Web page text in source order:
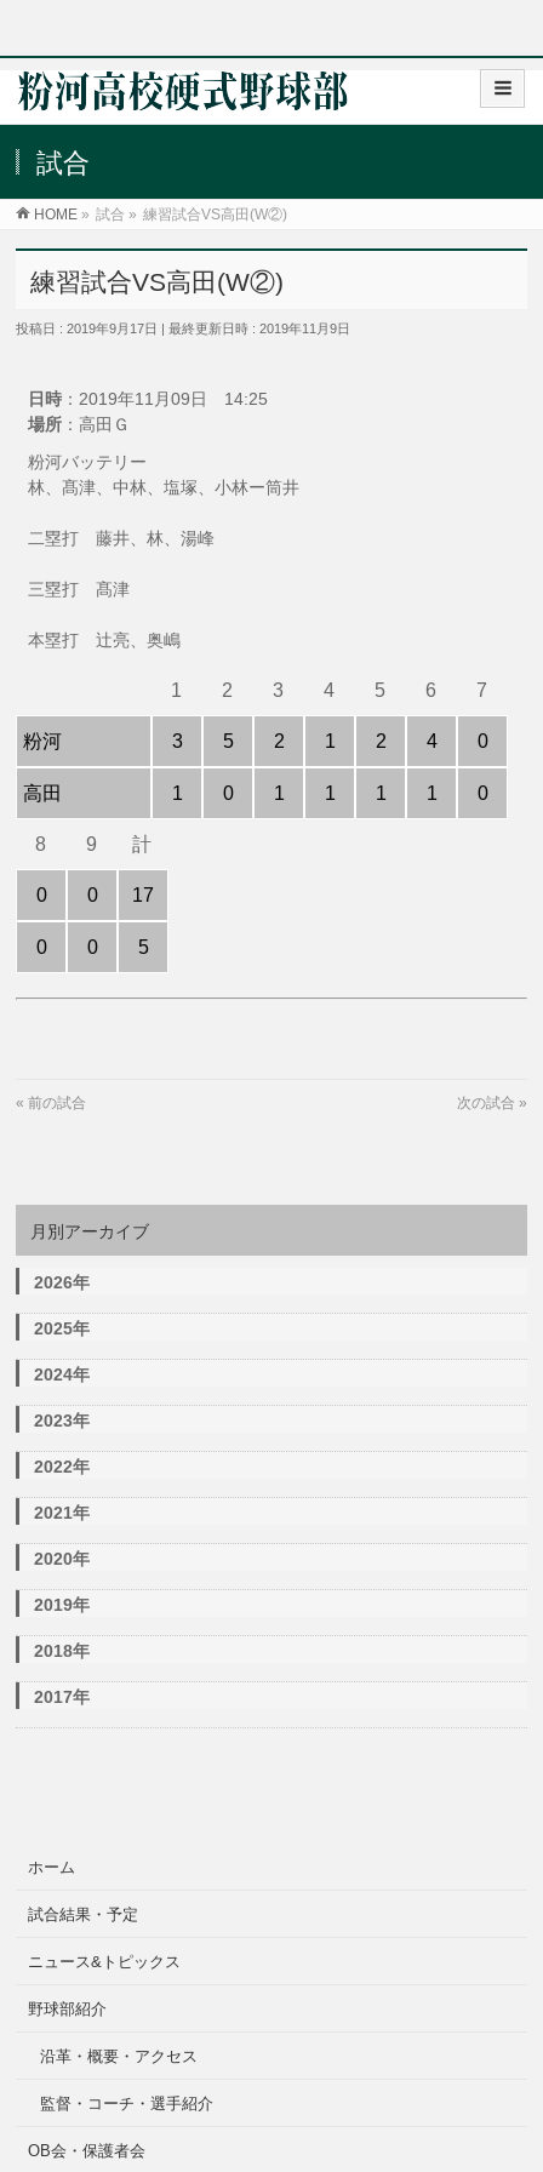
試合
HOME » 試合 » 練習試合VS高田(W②)
練習試合VS高田(W②)
投稿日 : 2019年9月17日 最終更新日時 : 2019年11月9日
日時 ：2019年11月09日 14:25
場所 ：高田Ｇ
粉河バッテリー
林、髙津、中林、塩塚、小林ー筒井
二塁打 藤井、林、湯峰
三塁打 髙津
本塁打 辻亮、奥嶋
粉河
高田
1
3
1
2
5
0
3
2
1
4
1
1
5
2
1
6
4
1
7
0
0
8
0
0
9
0
0
計
17
5
«前の試合 次の試合 »
月別アーカイブ
2026年
2025年
2024年
2023年
2022年
2021年
2020年
2019年
2018年
2017年
ホーム
試合結果・予定
ニュース&トピックス
野球部紹介
沿革・概要・アクセス
監督・コーチ・選手紹介
OB会・保護者会